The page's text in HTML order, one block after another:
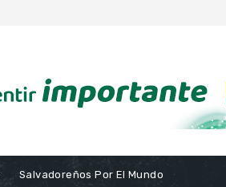
Salvadoreños Por El Mundo